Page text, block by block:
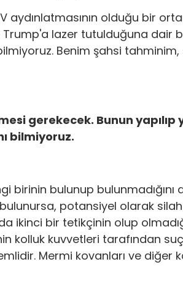
aydınlatmasının olduğu bir
lazer tutulduğuna dair
Benim şahsi tahminim,
gerekecek. Bunun yapılıp
bilmiyoruz.
birinin bulunup
potansiyel olarak
ikinci bir tetikçinin olup
kolluk kuvvetleri tarafından
Mermi kovanları ve diğer